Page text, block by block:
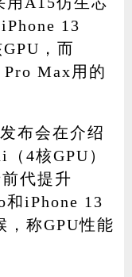
13
，而
Max用的
布会在介绍
4核GPU）
代提升
和iPhone 13
，称GPU性能